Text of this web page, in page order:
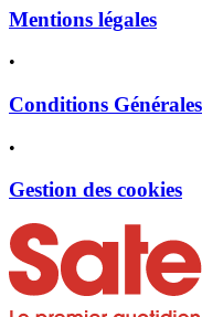
Mentions légales
•
Conditions
•
Gestion des cookies